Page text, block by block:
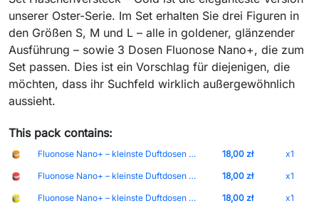
unserer Oster-Serie. Im Set erhalten Sie drei Figuren in
den Größen S, M und L – alle in goldener, glänzender
Ausführung – sowie 3 Dosen Fluonose Nano+, die zum
Set passen. Dies ist ein Vorschlag für diejenigen, die
möchten, dass ihr Suchfeld wirklich außergewöhnlich
aussieht.
This pack contains:
Fluonose Nano+ – kleinste Duftdosen mit integriertem Magnet und einstellbarer Duftintensität Deckel-Weiß Dose-Orange 18,00 zł x1
Fluonose Nano+ – kleinste Duftdosen mit integriertem Magnet und einstellbarer Duftintensität Deckel-Weiß Dose-Rot 18,00 zł x1
Fluonose Nano+ – kleinste Duftdosen mit integriertem Magnet und einstellbarer Duftintensität Deckel-Weiß Dose-Gelb 18,00 zł x1